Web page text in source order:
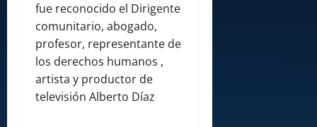
fue reconocido el Dirigente
comunitario, abogado,
profesor, representante de
los derechos humanos ,
artista y productor de
televisión Alberto Díaz